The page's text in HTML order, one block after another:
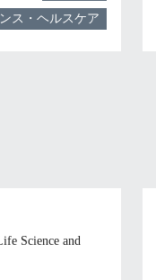
ス・ヘルスケア
Science and